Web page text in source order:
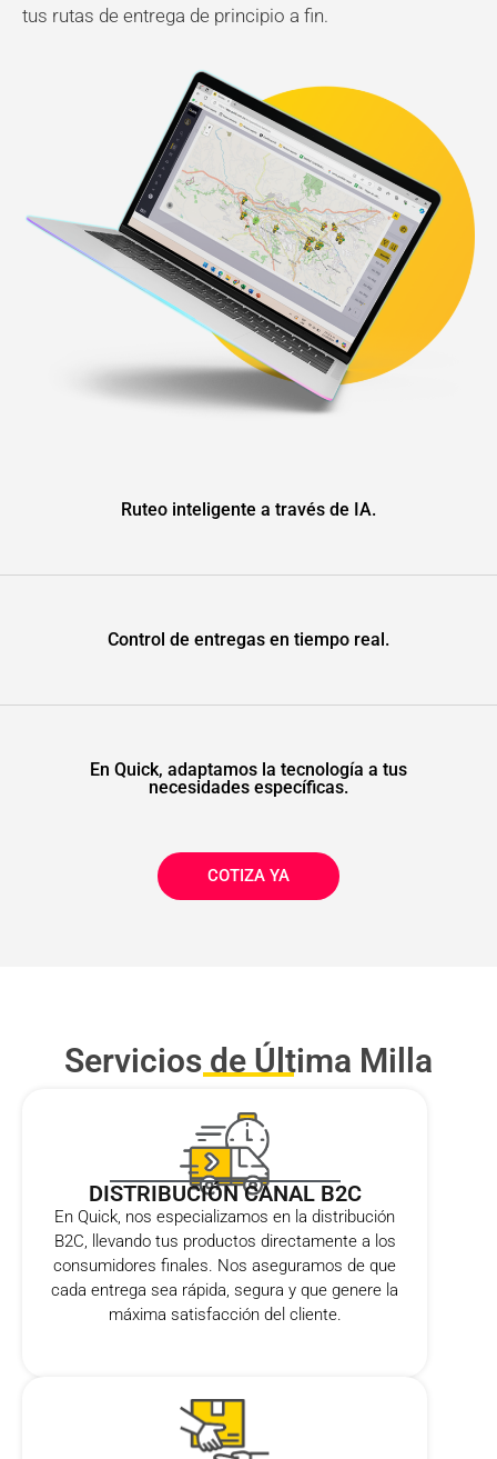
tus rutas de entrega de principio a fin.
Ruteo inteligente a través de IA.
Control de entregas en tiempo real.
En Quick, adaptamos la tecnología a tus
necesidades específicas.
COTIZA YA
Servicios de Última Milla
DISTRIBUCIÓN CANAL B2C
En Quick, nos especializamos en la distribución
B2C, llevando tus productos directamente a los
consumidores finales. Nos aseguramos de que
cada entrega sea rápida, segura y que genere la
máxima satisfacción del cliente.